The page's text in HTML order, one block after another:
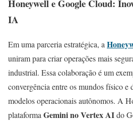
Honeywell e Google Cloud:
IA
Em uma parceria estratégica, a
uniram para criar operações mais
industrial. Essa colaboração é um
convergência entre os mundos físico e
modelos operacionais autônomos. A
plataforma Gemini no Vertex AIdo